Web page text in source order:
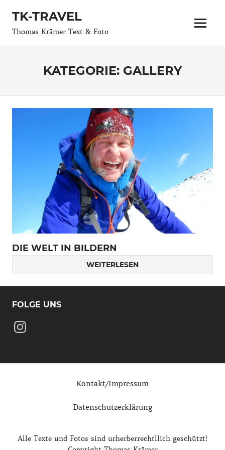
Inhalt
springen
TK-TRAVEL
Thomas Krämer Text & Foto Menü
KATEGORIE: GALLERY
DIE WELT IN BILDERN
WEITERLESEN
FOLGE UNS
Instagram
Kontakt/Impressum
Datenschutzerklärung
Alle Texte und Fotos sind urherberrechtllich geschützt!